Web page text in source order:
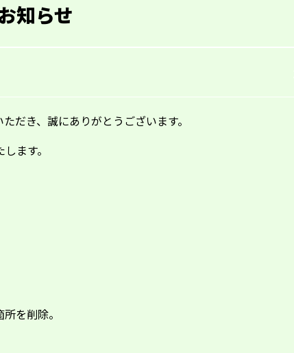
知らせ
だき、誠にありがとうございます。
ます。
を削除。